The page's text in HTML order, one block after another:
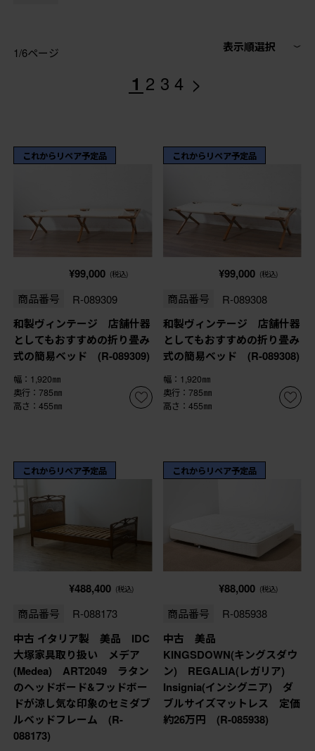
1/6ページ 表示順選択
1 2 3 4 >
これからリペア予定品
¥99,000 (税込)
商品番号 R-089309
和製ヴィンテージ 店舗什器
としてもおすすめの折り畳み
式の簡易ベッド (R-089309)
幅：1,920㎜
奥行：785㎜
高さ：455㎜
これからリペア予定品
¥99,000 (税込)
商品番号 R-089308
和製ヴィンテージ 店舗什器
としてもおすすめの折り畳み
式の簡易ベッド (R-089308)
幅：1,920㎜
奥行：785㎜
高さ：455㎜
これからリペア予定品
¥488,400 (税込)
商品番号 R-088173
中古 イタリア製 美品 IDC
大塚家具取り扱い メデア
(Medea) ART2049 ラタン
のヘッドボード&フッドボー
ドが涼し気な印象のセミダブ
ルベッドフレーム (R-
088173)
これからリペア予定品
¥88,000 (税込)
商品番号 R-085938
中古 美品
KINGSDOWN(キングスダウ
ン) REGALIA(レガリア)
Insignia(インシグニア) ダ
ブルサイズマットレス 定価
約26万円 (R-085938)